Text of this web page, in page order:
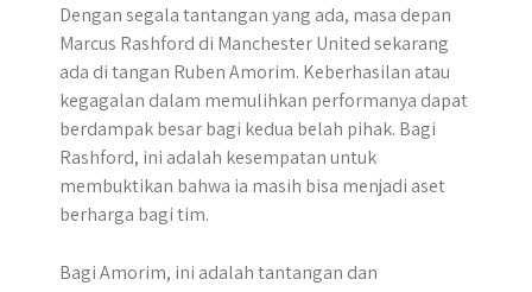
​Dengan segala tantangan yang ada, masa depan
Marcus Rashford di Manchester United sekarang
ada di tangan Ruben Amorim.​ Keberhasilan atau
kegagalan dalam memulihkan performanya dapat
berdampak besar bagi kedua belah pihak. Bagi
Rashford, ini adalah kesempatan untuk
membuktikan bahwa ia masih bisa menjadi aset
berharga bagi tim.
Bagi Amorim, ini adalah tantangan dan